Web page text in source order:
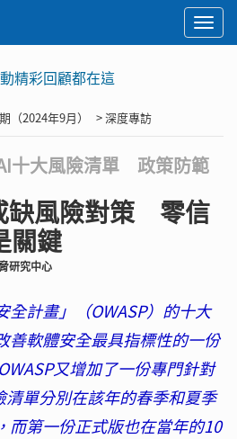
精彩回顧都在這
（2024年9月） > 深度專訪
十大風險清單 政策防範
缺風險對策 零信
關鍵
研究中心
全計畫」（OWASP）的十大
善軟體安全最具指標性的一份
又增加了一份專門針對
單分別在該年的春季和夏季
而第一份正式版也在當年的10